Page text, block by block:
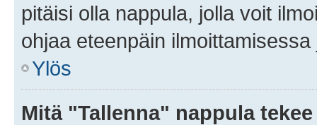
pitäisi olla nappula, jolla voit
ohjaa eteenpäin
Ylös
Mitä "Tallenna" nappula